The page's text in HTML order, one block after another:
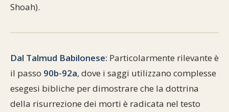
Shoah).
Dal Talmud Babilonese: Particolarmente rilevante è
il passo 90b-92a, dove i saggi utilizzano complesse
esegesi bibliche per dimostrare che la dottrina
della risurrezione dei morti è radicata nel testo